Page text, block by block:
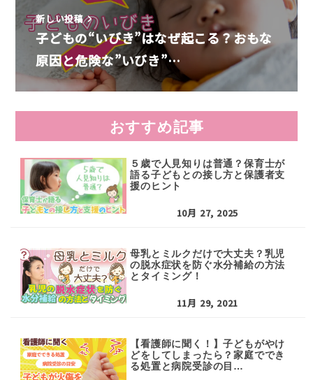
新しい投稿
子どもの“いびき”はなぜ起こる？おもな
原因と危険な”いびき”…
おすすめ記事
５歳で人見知りは普通？保育士が
語る子どもとの接し方と保護者支
援のヒント
10月 27, 2025
母乳とミルクだけで大丈夫？乳児
の脱水症状を防ぐ水分補給の方法
とタイミング！
11月 29, 2021
【看護師に聞く！】子どもがやけ
どをしてしまったら？家庭ででき
る処置と病院受診の目…